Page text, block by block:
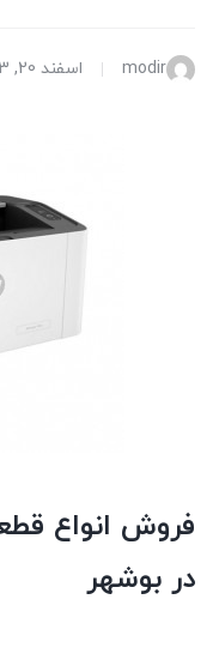
modir اسفند 20, 1403
فروش انواع
در بوشهر